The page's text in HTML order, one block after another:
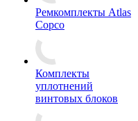
Ремкомплекты Atlas
Copco
Комплекты
уплотнений
винтовых блоков